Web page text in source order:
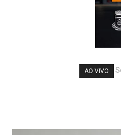
AO VIVO